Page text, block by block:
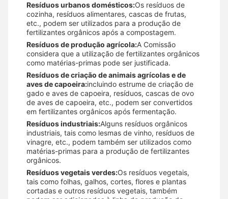
Resíduos urbanos domésticos:Os resíduos de
cozinha, resíduos alimentares, cascas de frutas,
etc., podem ser utilizados para a produção de
fertilizantes orgânicos após a compostagem.
Resíduos de produção agrícola:A Comissão
considera que a utilização de fertilizantes orgânicos
como matérias-primas pode ser justificada.
Resíduos de criação de animais agrícolas e de
aves de capoeira:incluindo estrume de criação de
gado e aves de capoeira, resíduos, cascas de ovo
de aves de capoeira, etc., podem ser convertidos
em fertilizantes orgânicos após fermentação.
Resíduos industriais:Alguns resíduos orgânicos
industriais, tais como lesmas de vinho, resíduos de
vinagre, etc., podem também ser utilizados como
matérias-primas para a produção de fertilizantes
orgânicos.
Resíduos vegetais verdes:Os resíduos vegetais,
tais como folhas, galhos, cortes, flores e plantas
cortadas e outros resíduos vegetais, também